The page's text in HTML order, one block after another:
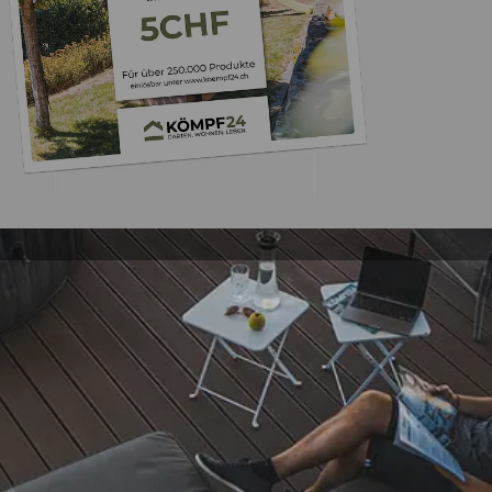
Trusted Shops
4,81/ 5
25.988 Bewertungen
„Super,leicht und
seine